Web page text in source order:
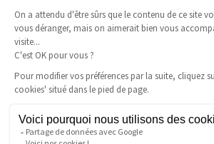
pour environnement sévère, câbles FFC, dômes à
LIENS UTILES
Conditions générales de vente
FAQ
Nicomatic Entreprise